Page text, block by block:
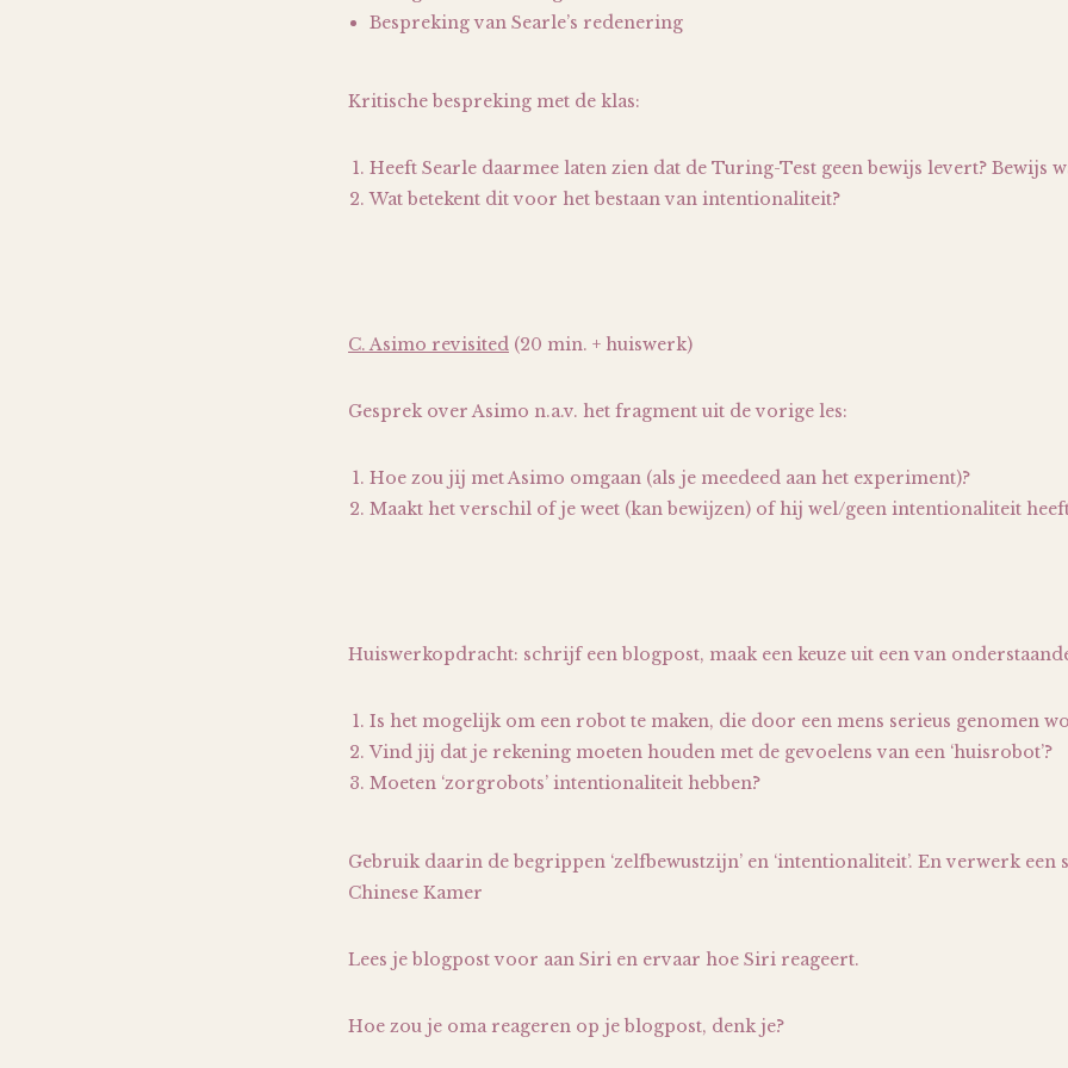
Bespreking van Searle’s redenering
Kritische bespreking met de klas:
Heeft Searle daarmee laten zien dat de Turing-Test geen bewijs levert? Bewijs
Wat betekent dit voor het bestaan van intentionaliteit?
C. Asimo revisited (20 min. + huiswerk)
Gesprek over Asimo n.a.v. het fragment uit de vorige les:
Hoe zou jij met Asimo omgaan (als je meedeed aan het experiment)?
Maakt het verschil of je weet (kan bewijzen) of hij wel/geen intentionaliteit
Huiswerkopdracht: schrijf een blogpost, maak een keuze uit een van onderstaande
Is het mogelijk om een robot te maken, die door een mens serieus genomen
Vind jij dat je rekening moeten houden met de gevoelens van een ‘huisrobot’?
Moeten ‘zorgrobots’ intentionaliteit hebben?
Gebruik daarin de begrippen ‘zelfbewustzijn’ en ‘intentionaliteit’. En verwerk
Chinese Kamer
Lees je blogpost voor aan Siri en ervaar hoe Siri reageert.
Hoe zou je oma reageren op je blogpost, denk je?